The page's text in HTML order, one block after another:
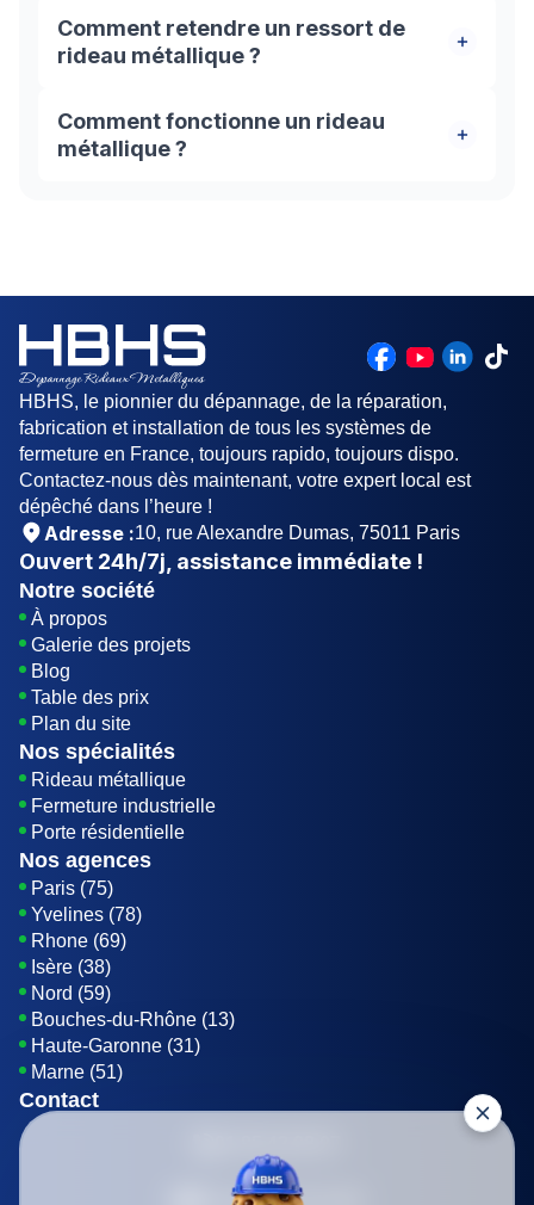
Comment retendre un ressort de
rideau métallique ?
Pour tendre ou retendre le volet, il faut faire
pivoter l’axe dans le sens de la descente de la
grille. En effectuant ce mouvement, vous allez
Comment fonctionne un rideau
métallique ?
HBHS, le pionnier du dépannage, de la réparation,
fabrication et installation de tous les systèmes de
fermeture en France, toujours rapido, toujours dispo.
Contactez-nous dès maintenant, votre expert local est
dépêché dans l’heure !
Adresse :10, rue Alexandre Dumas, 75011 Paris
Ouvert 24h/7j , assistance immédiate !
Notre société
À propos
Galerie des projets
Blog
Table des prix
Plan du site
Nos spécialités
Rideau métallique
Fermeture industrielle
Porte résidentielle
Nos agences
Paris (75)
Yvelines (78)
Rhone (69)
Isère (38)
Nord (59)
Bouches-du-Rhône (13)
Haute-Garonne (31)
Marne (51)
Contact
Envoyer un E-mail